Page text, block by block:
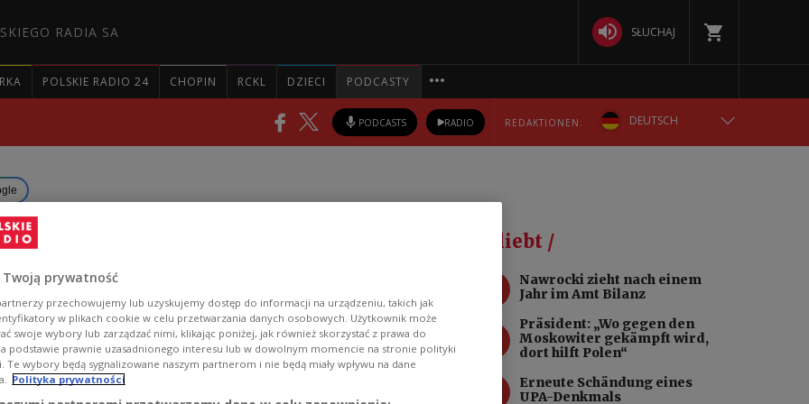
RADIA SA SŁUCHAJ
POLSKIE RADIO 24 CHOPIN RCKL DZIECI PODCASTY
PODCASTS RADIO REDAKTIONEN: DEUTSCH
БЕЛАРУСКАЯ
УКРАЇНСЬКА
stehen goldene Jahre
sorgt derzeit für Schlagzeilen in der Tenniswelt. Doch
einzuordnen? Welche Bedeutung hat er für ihre
Darüber hat Michael Stolfa mit dem
Beliebt /
Nawrocki zieht nach einem
Jahr im Amt Bilanz
Präsident: „Wo gegen den
Moskowiter gekämpft wird,
dort hilft Polen“
Erneute Schändung eines
UPA-Denkmals
Twoją prywatność
przechowujemy lub uzyskujemy dostęp do informacji na urządzeniu, takich jak
w plikach cookie w celu przetwarzania danych osobowych. Użytkownik może
swoje wybory lub zarządzać nimi, klikając poniżej, jak również skorzystać z prawa do
podstawie prawnie uzasadnionego interesu lub w dowolnym momencie na stronie polityki
Te wybory będą sygnalizowane naszym partnerom i nie będą miały wpływu na dane
Polityka prywatności